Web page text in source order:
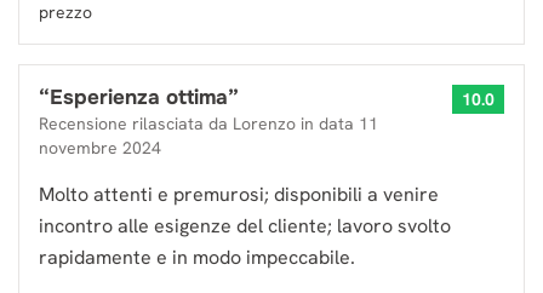
prezzo
“Esperienza ottima”
Recensione rilasciata da Lorenzo in data 11
novembre 2024
10.0
Molto attenti e premurosi; disponibili a venire
incontro alle esigenze del cliente; lavoro svolto
rapidamente e in modo impeccabile.